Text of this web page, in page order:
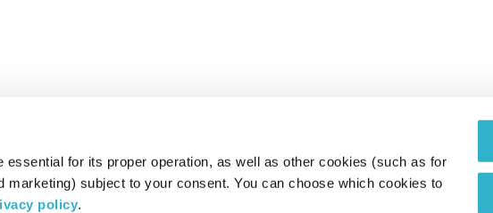
for its proper operation, as well as other cookies (such as for
marketing) subject to your consent. You can choose which cookies to
policy.